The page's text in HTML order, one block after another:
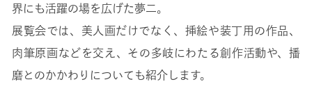
界にも活躍の場を広げた夢二。
展覧会では、美人画だけでなく、挿絵や装丁用の作品、
肉筆原画などを交え、その多岐にわたる創作活動や、播
磨とのかかわりについても紹介します。